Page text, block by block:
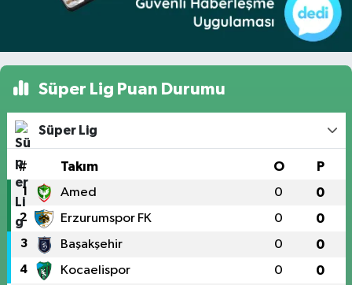
Süper Lig Puan Durumu
Süper Lig
# Takım O P
1 Amed 0 0
2 Erzurumspor FK 0 0
3 Başakşehir 0 0
4 Kocaelispor 0 0